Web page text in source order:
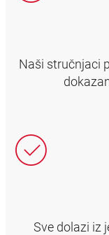
Naši stručnjaci
Sve dolazi iz